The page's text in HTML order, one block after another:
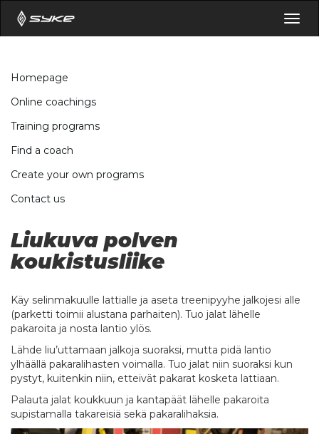
Homepage
Online coachings
Training programs
Find a coach
Create your own programs
Contact us
Liukuva polven
koukistusliike
Käy selinmakuulle lattialle ja aseta treenipyyhe jalkojesi alle
(parketti toimii alustana parhaiten). Tuo jalat lähelle
pakaroita ja nosta lantio ylös.
Lähde liu’uttamaan jalkoja suoraksi, mutta pidä lantio
ylhäällä pakaralihasten voimalla. Tuo jalat niin suoraksi kun
pystyt, kuitenkin niin, etteivät pakarat kosketa lattiaan.
Palauta jalat koukkuun ja kantapäät lähelle pakaroita
supistamalla takareisiä sekä pakaralihaksia.